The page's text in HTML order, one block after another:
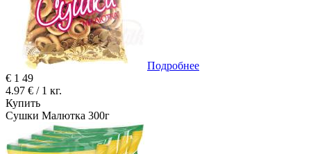
Подробнее
€ 1 49
4.97 € / 1 кг.
Купить
Сушки Малютка 300г